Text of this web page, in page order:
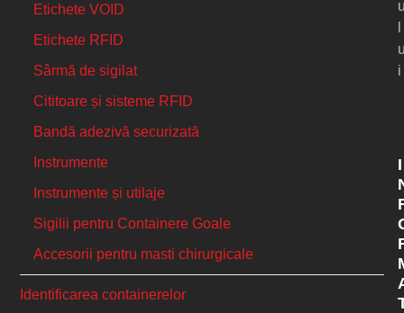
Etichete VOID
Etichete RFID
Sârmă de sigilat
Cititoare și sisteme RFID
Bandă adezivă securizată
Instrumente
Instrumente și utilaje
Sigilii pentru Containere Goale
Accesorii pentru masti chirurgicale
Identificarea containerelor
i
I